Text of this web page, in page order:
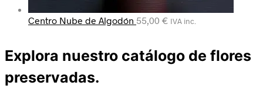
Centro Nube de Algodón 55,00 € IVA inc.
Explora nuestro catálogo de flores
preservadas.